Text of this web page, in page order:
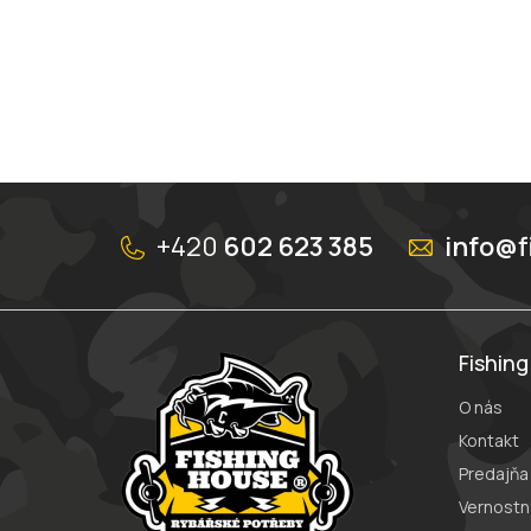
Z
+420 602 623 385
O nás
Kontakt
Predajňa